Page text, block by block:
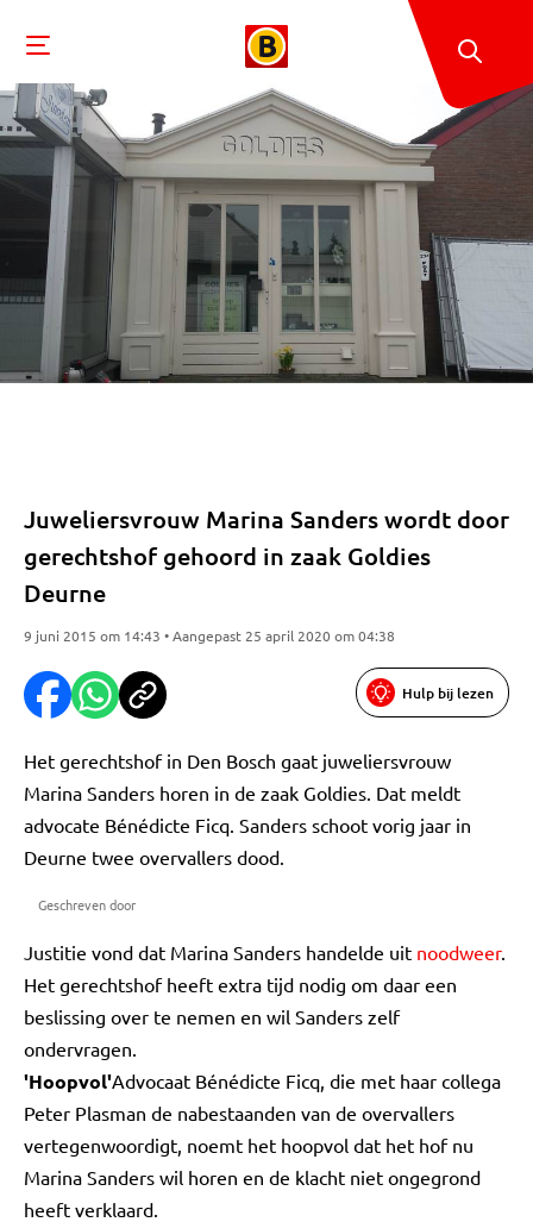
Juweliersvrouw Marina Sanders wordt door
gerechtshof gehoord in zaak Goldies
Deurne
9 juni 2015 om 14:43 • Aangepast 25 april 2020 om 04:38
Hulp bij lezen
Het gerechtshof in Den Bosch gaat juweliersvrouw
Marina Sanders horen in de zaak Goldies. Dat meldt
advocate Bénédicte Ficq. Sanders schoot vorig jaar in
Deurne twee overvallers dood.
Geschreven door
Justitie vond dat Marina Sanders handelde uit noodweer.
Het gerechtshof heeft extra tijd nodig om daar een
beslissing over te nemen en wil Sanders zelf
ondervragen.
'Hoopvol'Advocaat Bénédicte Ficq, die met haar collega
Peter Plasman de nabestaanden van de overvallers
vertegenwoordigt, noemt het hoopvol dat het hof nu
Marina Sanders wil horen en de klacht niet ongegrond
heeft verklaard.